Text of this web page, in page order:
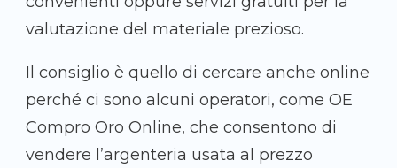
valutazione del materiale prezioso.
Il consiglio è quello di cercare anche online
perché ci sono alcuni operatori, come OE
Compro Oro Online, che consentono di
vendere l’argenteria usata al prezzo